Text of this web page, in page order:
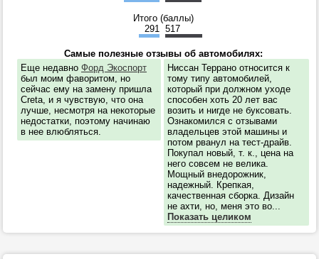
Итого (баллы)
291 517
Самые полезные отзывы об автомобилях:
Еще недавно Форд Экоспорт
был моим фаворитом, но
сейчас ему на замену пришла
Creta, и я чувствую, что она
лучше, несмотря на некоторые
недостатки, поэтому начинаю
в нее влюбляться.
Ниссан Террано относится к
тому типу автомобилей,
который при должном уходе
способен хоть 20 лет вас
возить и нигде не буксовать.
Ознакомился с отзывами
владельцев этой машины и
потом рванул на тест-драйв.
Покупал новый, т. к., цена на
него совсем не велика.
Мощный внедорожник,
надежный. Крепкая,
качественная сборка. Дизайн
не ахти, но, меня это во...
Показать целиком